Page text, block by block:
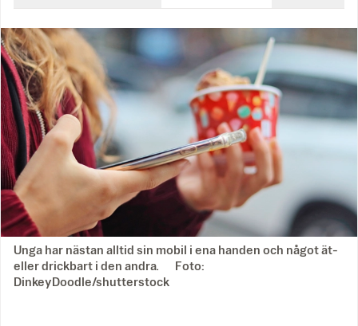
Unga har nästan alltid sin mobil i ena handen och något ät-
eller drickbart i den andra. Foto:
DinkeyDoodle/shutterstock